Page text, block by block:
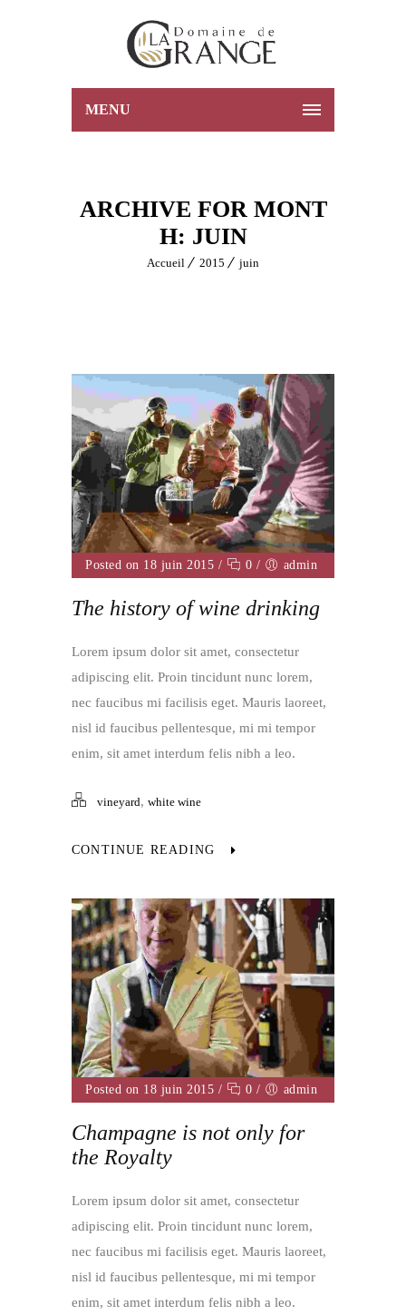
MENU
ARCHIVE FOR MONT
H: JUIN
Accueil 2015 juin
Posted on 18 juin 2015 / 0 / admin
The history of wine drinking
Lorem ipsum dolor sit amet, consectetur
adipiscing elit. Proin tincidunt nunc lorem,
nec faucibus mi facilisis eget. Mauris laoreet,
nisl id faucibus pellentesque, mi mi tempor
enim, sit amet interdum felis nibh a leo.
vineyard, white wine
CONTINUE READING
Posted on 18 juin 2015 / 0 / admin
Champagne is not only for
the Royalty
Lorem ipsum dolor sit amet, consectetur
adipiscing elit. Proin tincidunt nunc lorem,
nec faucibus mi facilisis eget. Mauris laoreet,
nisl id faucibus pellentesque, mi mi tempor
enim, sit amet interdum felis nibh a leo.